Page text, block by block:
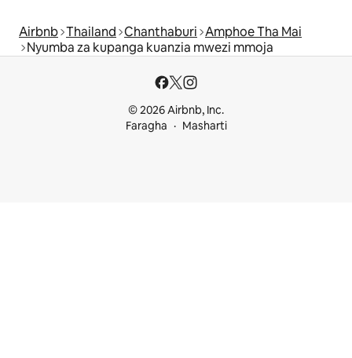
Airbnb Thailand Chanthaburi Amphoe Tha Mai
Nyumba za kupanga kuanzia mwezi mmoja
© 2026 Airbnb, Inc.
Faragha
Masharti